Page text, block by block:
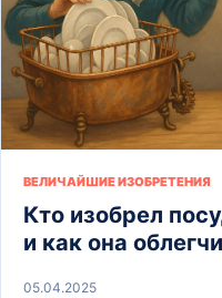
ВЕЛИЧАЙШИЕ ИЗОБРЕТЕНИЯ
Кто изобрел
и как она
05.04.2025